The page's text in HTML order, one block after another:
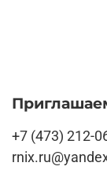
+7 (473) 212-